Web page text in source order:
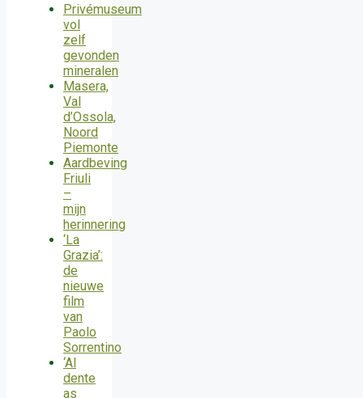
Privémuseum
vol
zelf
gevonden
mineralen
Masera,
Val
d’Ossola,
Noord
Piemonte
Aardbeving
Friuli
–
mijn
herinnering
‘La
Grazia’:
de
nieuwe
film
van
Paolo
Sorrentino
‘Al
dente
as